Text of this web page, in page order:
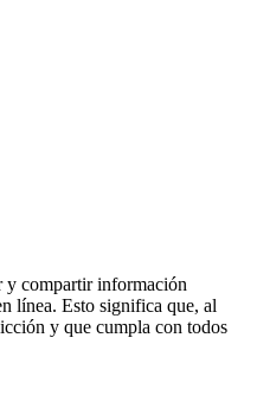
y compartir información
línea. Esto significa que, al
y que cumpla con todos